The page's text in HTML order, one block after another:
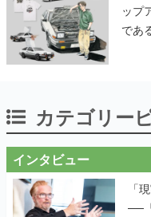
ップ
であ
11
カテゴリー
インタビュー
「
──